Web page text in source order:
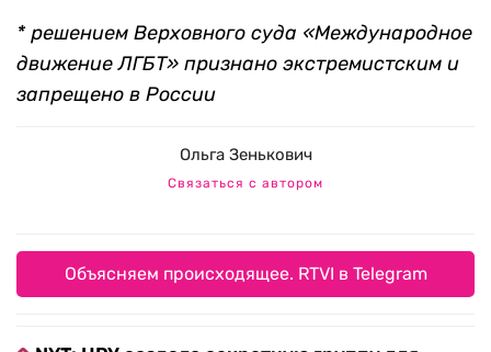
* решением Верховного суда «Международное
движение ЛГБТ» признано экстремистским и
запрещено в России
Ольга Зенькович
Связаться с автором
Объясняем происходящее. RTVI в Telegram